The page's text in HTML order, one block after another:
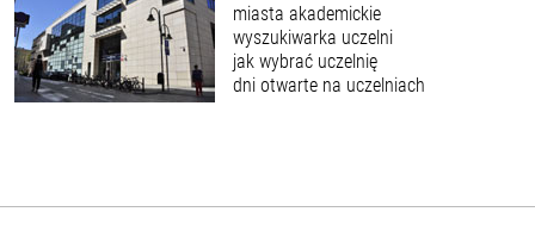
miasta akademickie
wyszukiwarka uczelni
jak wybrać uczelnię
dni otwarte na uczelniach